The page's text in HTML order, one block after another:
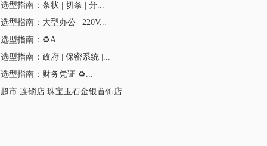
选型指南：条状 | 切条 | 分...
选型指南：大型办公 | 220V...
选型指南：♻A...
选型指南：政府 | 保密系统 |...
选型指南：财务凭证 ♻...
超市 连锁店 珠宝玉石金银首饰店...